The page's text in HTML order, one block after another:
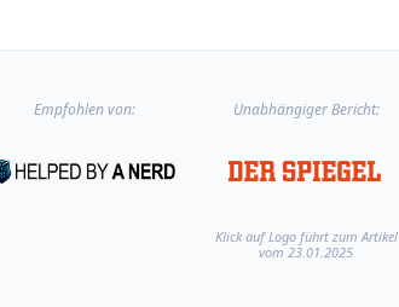
Empfohlen von: Unabhängiger Bericht:
Klick auf Logo führt zum Artikel
vom 23.01.2025